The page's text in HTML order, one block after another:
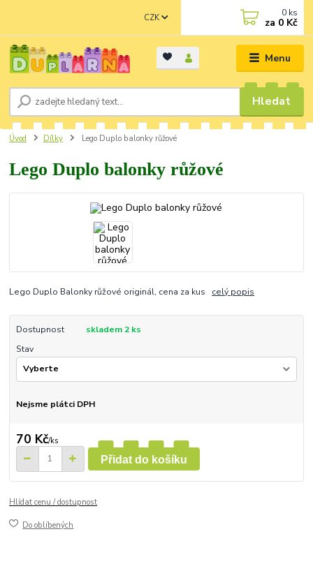
Menu
CZK
Hledat
0 ks
za 0 Kč
Úvod Dílky Lego Duplo balonky růžové
Lego Duplo balonky růžové
Lego Duplo Balonky růžové originál, cena za kus celý popis
Dostupnost
skladem 2 ks
Stav
Nejsme plátci DPH
70 Kč/ks
Přidat do košíku
Hlídat cenu / dostupnost
Do oblíbených